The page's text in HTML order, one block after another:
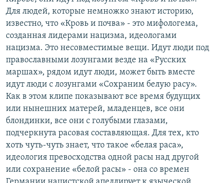
Для людей, которые немножко знают историю,
известно, что «Кровь и почва» - это мифологема,
созданная лидерами нацизма, идеологами
нацизма. Это несовместимые вещи. Идут люди под
православными лозунгами везде на «Русских
маршах», рядом идут люди, может быть вместе
идут люди с лозунгами «Сохраним белую расу».
Как в этом клипе показывают все время будущих
или нынешних матерей, младенцев, все они
блондинки, все они с голубыми глазами,
подчеркнута расовая составляющая. Для тех, кто
хоть чуть-чуть знает, что такое «белая раса»,
идеология превосходства одной расы над другой
или сохранение «белой расы» - она со времен